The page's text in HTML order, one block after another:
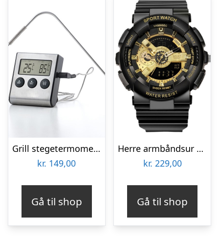
Grill stegetermometer digital
kr. 149,00
Gå til shop
Herre armbåndsur – Inka luxury sport
kr. 229,00
Gå til shop